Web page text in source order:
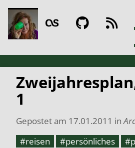
1
Gepostet am 17.01.2011 in
#reisen
#persönliches